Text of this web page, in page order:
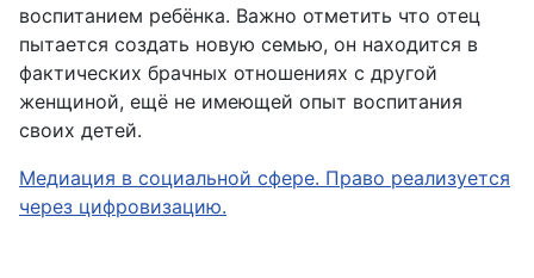
воспитанием ребёнка. Важно отметить что отец
пытается создать новую семью, он находится в
фактических брачных отношениях с другой
женщиной, ещё не имеющей опыт воспитания
своих детей.
Медиация в социальной сфере. Право реализуется
через цифровизацию.